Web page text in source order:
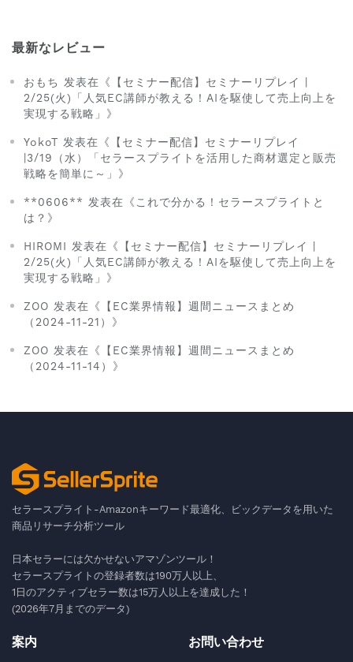
最新なレビュー
おもち 发表在《【セミナー配信】セミナーリプレイ |
2/25(火)「人気EC講師が教える！AIを駆使して売上向上を
実現する戦略」》
YokoT 发表在《【セミナー配信】セミナーリプレイ
|3/19（水）「セラースプライトを活用した商材選定と販売
戦略を簡単に～」》
**0606** 发表在《これで分かる！セラースプライトと
は？》
HIROMI 发表在《【セミナー配信】セミナーリプレイ |
2/25(火)「人気EC講師が教える！AIを駆使して売上向上を
実現する戦略」》
ZOO 发表在《【EC業界情報】週間ニュースまとめ
（2024-11-21）》
ZOO 发表在《【EC業界情報】週間ニュースまとめ
（2024-11-14）》
セラースプライト-Amazonキーワード最適化、ビックデータを用いた
商品リサーチ分析ツール
日本セラーには欠かせないアマゾンツール！
セラースプライトの登録者数は190万人以上、
1日のアクティブセラー数は15万人以上を達成した！
(2026年7月までのデータ)
案内 お問い合わせ